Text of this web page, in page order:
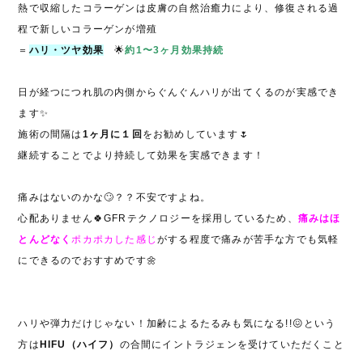
熱で収縮したコラーゲンは皮膚の自然治癒力により、修復される過
程で新しいコラーゲンが増殖
＝ハリ・ツヤ効果 🌟約1〜3ヶ月効果持続
日が経つにつれ肌の内側からぐんぐんハリが出てくるのが実感でき
ます✨
施術の間隔は 1ヶ月に１回 をお勧めしています🌷
継続することでより持続して効果を実感できます！
痛みはないのかな🙄？？不安ですよね。
心配ありません🍀GFRテクノロジーを採用しているため、 痛みはほ
とんどなくポカポカした感じ がする程度で痛みが苦手な方でも気軽
にできるのでおすすめです🌼
ハリや弾力だけじゃない！加齢によるたるみも気になる!!😖という
方は HIFU（ハイフ） の合間にイントラジェンを受けていただくこと